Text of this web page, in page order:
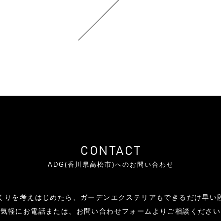
CONTACT
ADG(香川県高松市)へのお問い合わせ
りを考えはじめたら、ガーデンエクステリアもできるだけ早い
軽にお電話または、お問い合わせフォームよりご相談ください